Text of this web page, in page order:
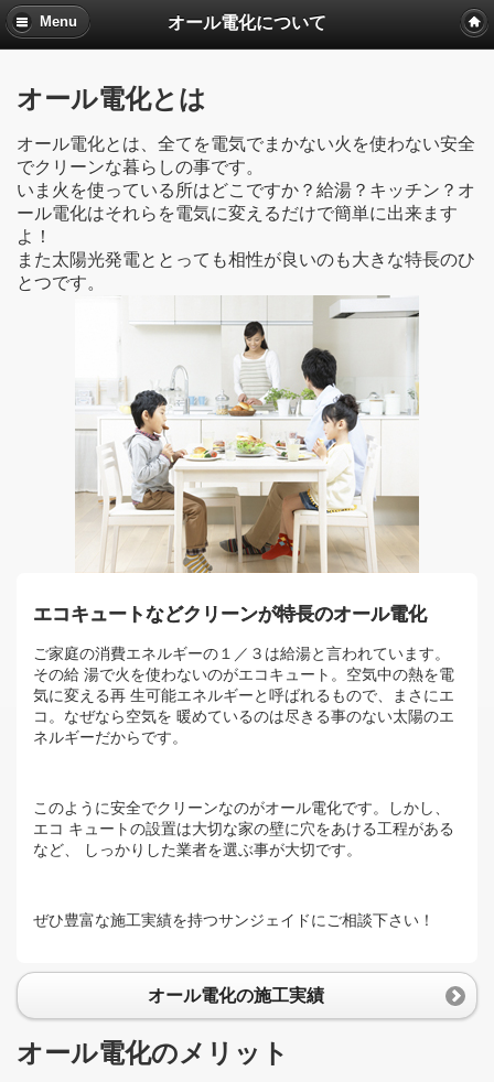
Menu オール電化について
オール電化とは
オール電化とは、全てを電気でまかない火を使わない安全
でクリーンな暮らしの事です。
いま火を使っている所はどこですか？給湯？キッチン？オ
ール電化はそれらを電気に変えるだけで簡単に出来ます
よ！
また太陽光発電ととっても相性が良いのも大きな特長のひ
とつです。
エコキュートなどクリーンが特長のオール電化
ご家庭の消費エネルギーの１／３は給湯と言われています。
その給 湯で火を使わないのがエコキュート。空気中の熱を電
気に変える再 生可能エネルギーと呼ばれるもので、まさにエ
コ。なぜなら空気を 暖めているのは尽きる事のない太陽のエ
ネルギーだからです。
このように安全でクリーンなのがオール電化です。しかし、
エコ キュートの設置は大切な家の壁に穴をあける工程がある
など、 しっかりした業者を選ぶ事が大切です。
ぜひ豊富な施工実績を持つサンジェイドにご相談下さい！
オール電化の施工実績
オール電化のメリット